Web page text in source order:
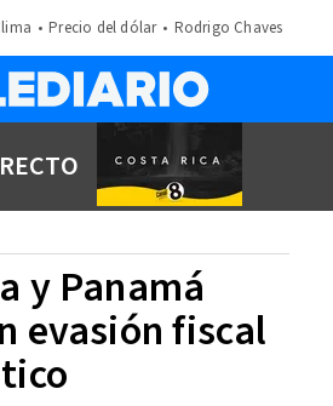
Precio del dólar Rodrigo Chaves
y Panamá
evasión fiscal